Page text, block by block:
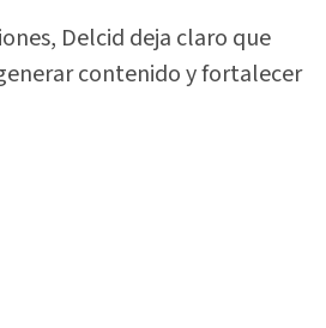
Delcid deja claro que
contenido y fortalecer